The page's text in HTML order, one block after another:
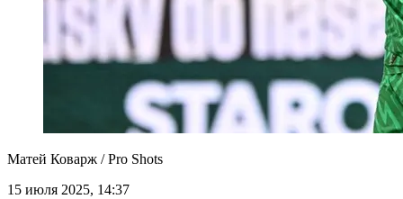
Матей Коварж / Pro Shots
15 июля 2025, 14:37